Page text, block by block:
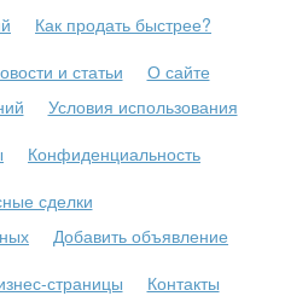
Как продать быстрее?
и статьи
О сайте
Условия использования
Конфиденциальность
сделки
Добавить объявление
страницы Контакты